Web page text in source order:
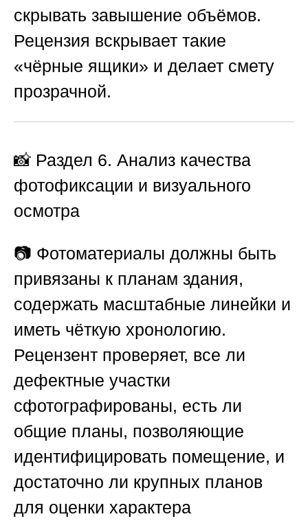
скрывать завышение объёмов.
Рецензия вскрывает такие
«чёрные ящики» и делает смету
прозрачной.
📸 Раздел 6. Анализ качества
фотофиксации и визуального
осмотра
📷 Фотоматериалы должны быть
привязаны к планам здания,
содержать масштабные линейки и
иметь чёткую хронологию.
Рецензент проверяет, все ли
дефектные участки
сфотографированы, есть ли
общие планы, позволяющие
идентифицировать помещение, и
достаточно ли крупных планов
для оценки характера